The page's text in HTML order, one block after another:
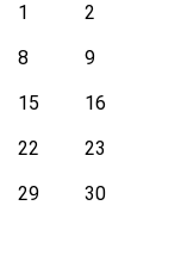
1
2
8
9
15
16
22
23
29
30